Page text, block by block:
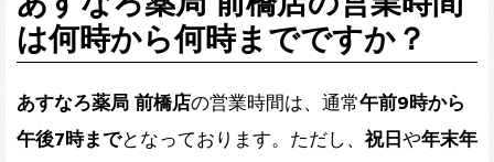
は何時から何時までですか？
あすなろ薬局 前橋店の営業時間は、通常午前9時から
午後7時までとなっております。ただし、祝日や年末年